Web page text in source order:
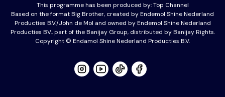
This programme has been produced by:Top Channel
Based on the format Big Brother, created by Endemol Shine Nederland
Producties B.V./John de Mol and owned by Endemol Shine Nederland
Producties BV., part of the Banijay Group, distributed by Banijay Rights.
Copyright © Endamol Shine Nederland Producties B.V.